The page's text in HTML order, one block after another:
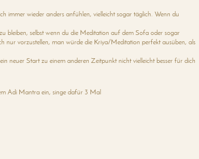
immer wieder anders anfühlen, vielleicht sogar täglich. Wenn du
bleiben, selbst wenn du die Meditation auf dem Sofa oder sogar
nur vorzustellen, man würde die Kriya/Meditation perfekt ausüben, als
neuer Start zu einem anderen Zeitpunkt nicht vielleicht besser für dich
Adi Mantra ein, singe dafür 3 Mal